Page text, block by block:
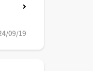
09/19